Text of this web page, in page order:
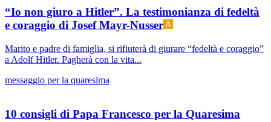
“Io non giuro a Hitler”. La testimonianza di fedeltà
e coraggio di Josef Mayr-Nusser
Marito e padre di famiglia, si rifiuterà di giurare “fedeltà e coraggio”
a Adolf Hitler. Pagherà con la vita...
messaggio per la quaresima
10 consigli di Papa Francesco per la Quaresima